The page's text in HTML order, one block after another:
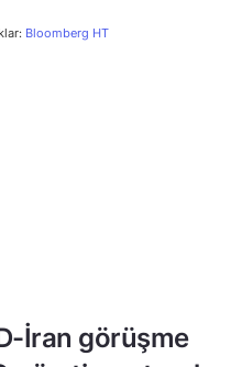
Bloomberg HT
İran görüşme